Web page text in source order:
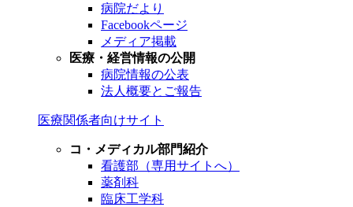
病院だより
Facebookページ
メディア掲載
医療・経営情報の公開
病院情報の公表
法人概要とご報告
医療関係者向けサイト
コ・メディカル部門紹介
看護部（専用サイトへ）
薬剤科
臨床工学科